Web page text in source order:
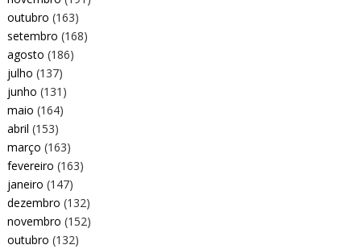
outubro (163)
setembro (168)
agosto (186)
julho (137)
junho (131)
maio (164)
abril (153)
março (163)
fevereiro (163)
janeiro (147)
dezembro (132)
novembro (152)
outubro (132)